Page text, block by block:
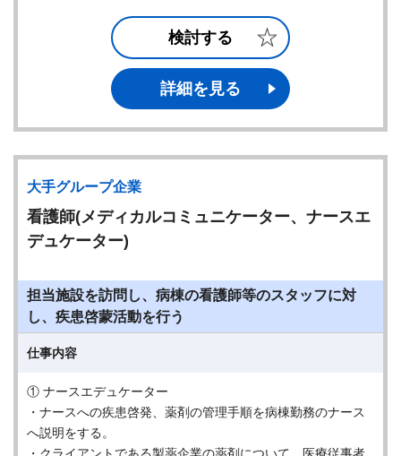
検討する
詳細を見る
大手グループ企業
看護師(メディカルコミュニケーター、ナースエ
デュケーター)
担当施設を訪問し、病棟の看護師等のスタッフに対
し、疾患啓蒙活動を行う
仕事内容
① ナースエデュケーター
・ナースへの疾患啓発、薬剤の管理手順を病棟勤務のナース
へ説明をする。